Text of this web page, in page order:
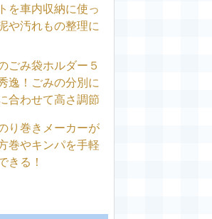
を車内収納に使っ
や汚れもの整理に
ごみ袋ホルダー５
逸！ごみの分別に
合わせて高さ調節
り巻きメーカーが
巻やキンパを手軽
きる！